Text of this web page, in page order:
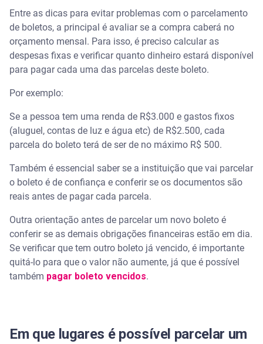
Entre as dicas para evitar problemas com o parcelamento
de boletos, a principal é avaliar se a compra caberá no
orçamento mensal. Para isso, é preciso calcular as
despesas fixas e verificar quanto dinheiro estará disponível
para pagar cada uma das parcelas deste boleto.
Por exemplo:
Se a pessoa tem uma renda de R$3.000 e gastos fixos
(aluguel, contas de luz e água etc) de R$2.500, cada
parcela do boleto terá de ser de no máximo R$ 500.
Também é essencial saber se a instituição que vai parcelar
o boleto é de confiança e conferir se os documentos são
reais antes de pagar cada parcela.
Outra orientação antes de parcelar um novo boleto é
conferir se as demais obrigações financeiras estão em dia.
Se verificar que tem outro boleto já vencido, é importante
quitá-lo para que o valor não aumente, já que é possível
também pagar boleto vencidos.
Em que lugares é possível parcelar um